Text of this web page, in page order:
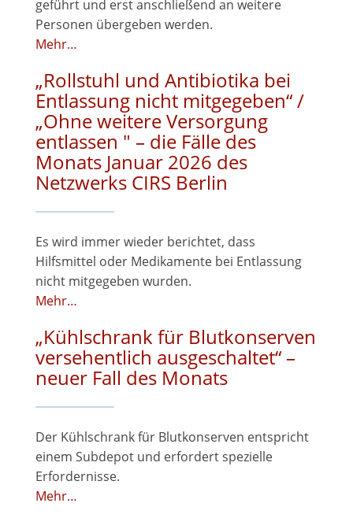
geführt und erst anschließend an weitere
Personen übergeben werden.
Mehr…
„Rollstuhl und Antibiotika bei
Entlassung nicht mitgegeben“ /
„Ohne weitere Versorgung
entlassen " – die Fälle des
Monats Januar 2026 des
Netzwerks CIRS Berlin
Es wird immer wieder berichtet, dass
Hilfsmittel oder Medikamente bei Entlassung
nicht mitgegeben wurden.
Mehr…
„Kühlschrank für Blutkonserven
versehentlich ausgeschaltet“ –
neuer Fall des Monats
Der Kühlschrank für Blutkonserven entspricht
einem Subdepot und erfordert spezielle
Erfordernisse.
Mehr…